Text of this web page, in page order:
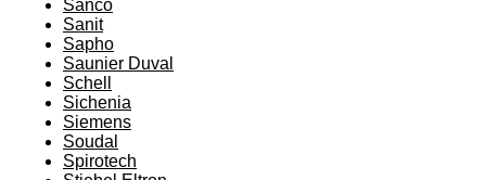
Sanco
Sanit
Sapho
Saunier Duval
Schell
Sichenia
Siemens
Soudal
Spirotech